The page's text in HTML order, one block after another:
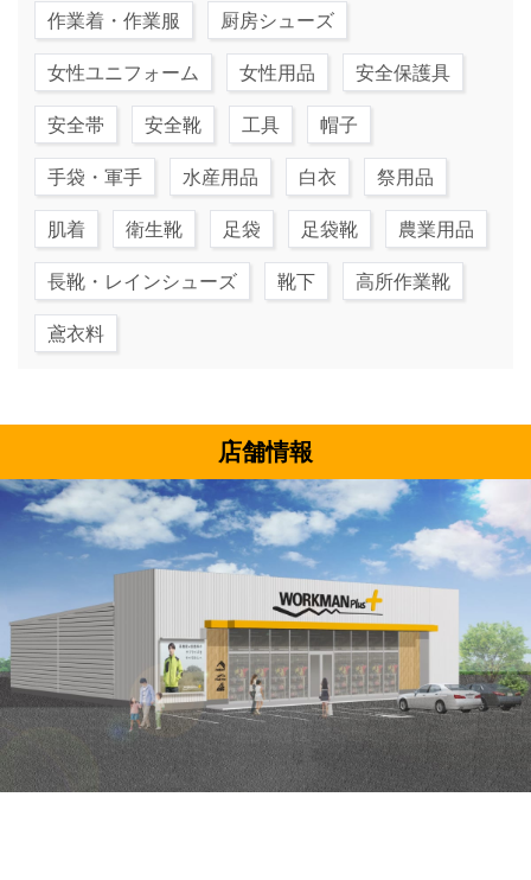
作業着・作業服 厨房シューズ
女性ユニフォーム 女性用品 安全保護具
安全帯 安全靴 工具 帽子
手袋・軍手 水産用品 白衣 祭用品
肌着 衛生靴 足袋 足袋靴 農業用品
長靴・レインシューズ 靴下 高所作業靴
鳶衣料
店舗情報